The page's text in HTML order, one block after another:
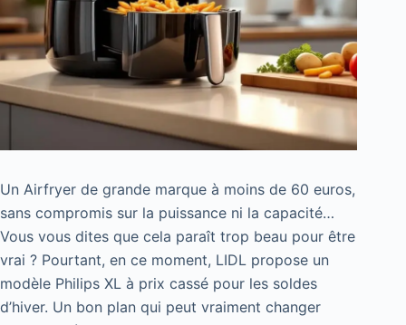
Un Airfryer de grande marque à moins de 60 euros,
sans compromis sur la puissance ni la capacité…
Vous vous dites que cela paraît trop beau pour être
vrai ? Pourtant, en ce moment, LIDL propose un
modèle Philips XL à prix cassé pour les soldes
d’hiver. Un bon plan qui peut vraiment changer